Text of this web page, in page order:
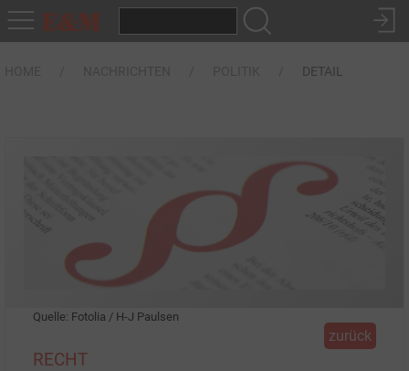
DETAIL
Quelle: Fotolia / H-J Paulsen
zurück
RECHT